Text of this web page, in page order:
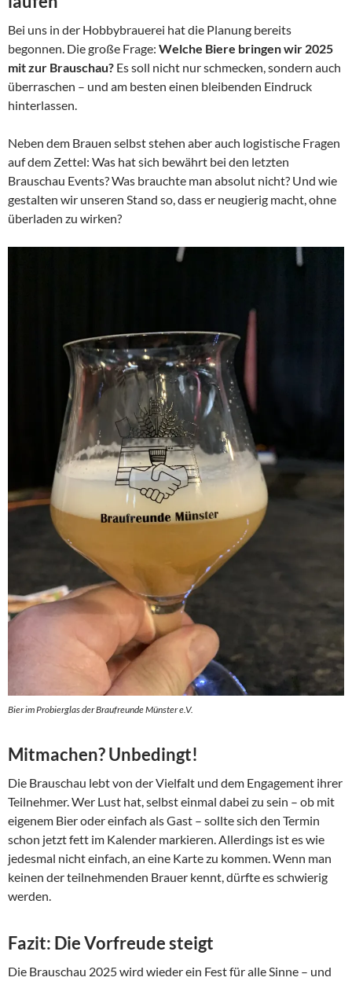
Bei uns in der Hobbybrauerei hat die Planung bereits
begonnen. Die große Frage: Welche Biere bringen wir 2025
mit zur Brauschau? Es soll nicht nur schmecken, sondern auch
überraschen – und am besten einen bleibenden Eindruck
hinterlassen.
Neben dem Brauen selbst stehen aber auch logistische Fragen
auf dem Zettel: Was hat sich bewährt bei den letzten
Brauschau Events? Was brauchte man absolut nicht? Und wie
gestalten wir unseren Stand so, dass er neugierig macht, ohne
überladen zu wirken?
Bier im Probierglas der Braufreunde Münster e.V.
Mitmachen? Unbedingt!
Die Brauschau lebt von der Vielfalt und dem Engagement ihrer
Teilnehmer. Wer Lust hat, selbst einmal dabei zu sein – ob mit
eigenem Bier oder einfach als Gast – sollte sich den Termin
schon jetzt fett im Kalender markieren. Allerdings ist es wie
jedesmal nicht einfach, an eine Karte zu kommen. Wenn man
keinen der teilnehmenden Brauer kennt, dürfte es schwierig
werden.
Fazit: Die Vorfreude steigt
Die Brauschau 2025 wird wieder ein Fest für alle Sinne – und